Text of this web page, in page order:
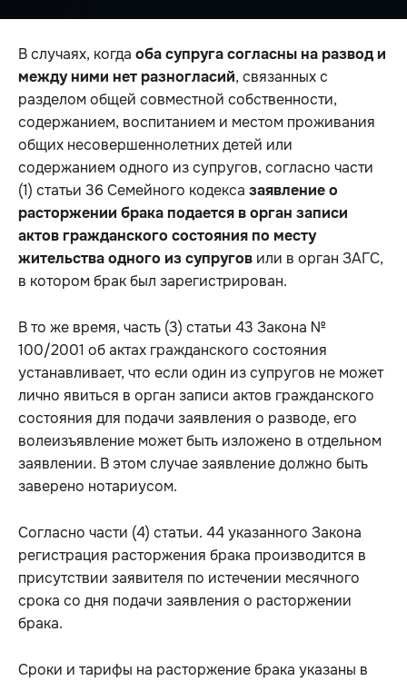
В случаях, когда оба супруга согласны на развод и
между ними нет разногласий, связанных с
разделом общей совместной собственности,
содержанием, воспитанием и местом проживания
общих несовершеннолетних детей или
содержанием одного из супругов, согласно части
(1) статьи 36 Семейного кодекса заявление о
расторжении брака подается в орган записи
актов гражданского состояния по месту
жительства одного из супругов или в орган ЗАГС,
в котором брак был зарегистрирован.
В то же время, часть (3) статьи 43 Закона №
100/2001 об актах гражданского состояния
устанавливает, что если один из супругов не может
лично явиться в орган записи актов гражданского
состояния для подачи заявления о разводе, его
волеизъявление может быть изложено в отдельном
заявлении. В этом случае заявление должно быть
заверено нотариусом.
Согласно части (4) статьи. 44 указанного Закона
регистрация расторжения брака производится в
присутствии заявителя по истечении месячного
срока со дня подачи заявления о расторжении
брака.
Сроки и тарифы на расторжение брака указаны в